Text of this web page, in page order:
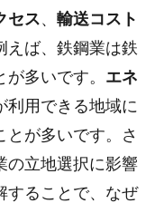
セス、 輸送コスト
えば、鉄鋼業は鉄
多いです。 エネ
利用できる地域に
が多いです。さ
の立地選択に影響
することで、なぜ